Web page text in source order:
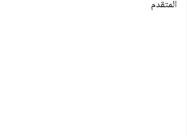
المتقدم